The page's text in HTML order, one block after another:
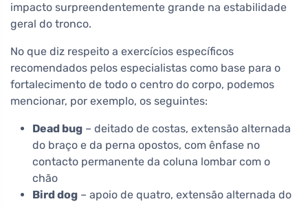
impacto surpreendentemente grande na estabilidade
geral do tronco.
No que diz respeito a exercícios específicos
recomendados pelos especialistas como base para o
fortalecimento de todo o centro do corpo, podemos
mencionar, por exemplo, os seguintes:
Dead bug – deitado de costas, extensão alternada
do braço e da perna opostos, com ênfase no
contacto permanente da coluna lombar com o
chão
Bird dog – apoio de quatro, extensão alternada do